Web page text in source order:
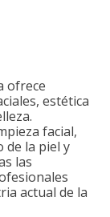
ofrece
estética
facial,
de la piel y
las
actual de la